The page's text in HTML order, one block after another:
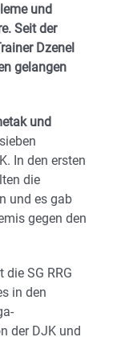
und
Seit der
Dzenel
gelangen
und
In den ersten
die
und es gab
gegen den
SG RRG
in den
der DJK und